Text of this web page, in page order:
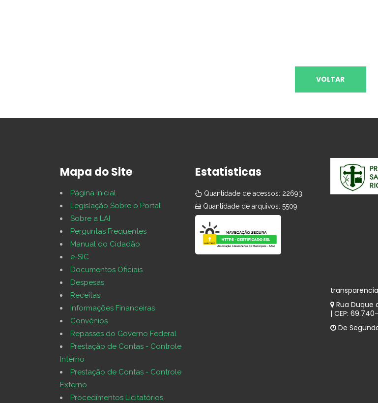
VOLTAR
Mapa do Site
Página Inicial
Legislação Sobre o Portal
Sobre a LAI
Perguntas Frequentes
Manual do Cidadão
e-SIC
Documentos Oficiais
Despesas
Receitas
Informações Financeiras
Convênios
Repasses do Governo Federal
Prestação de Contas - Controle
Interno
Prestação de Contas - Controle
Externo
Procedimentos Licitatórios
Estatísticas
Quantidade de acessos: 22693
Quantidade de arquivos: 5509
Rua Duque
| CEP:
De